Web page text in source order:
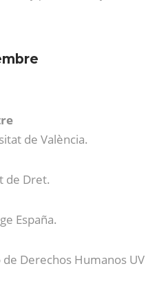
de València.
de Dret.
España.
Derechos Humanos UV